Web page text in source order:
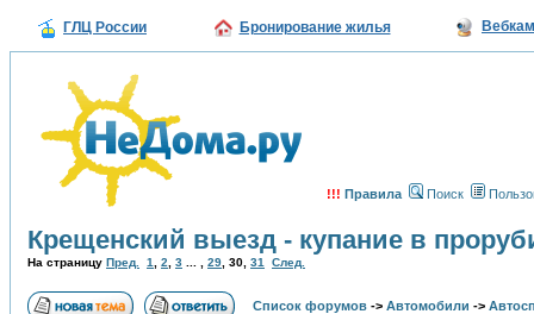
ГЛЦ России Бронирование жилья
!!! Правила Поиск
Крещенский выезд - купание в
На страницу Пред. 1 2 3 29 30 31 След.
Список форумов -> Автомобили ->